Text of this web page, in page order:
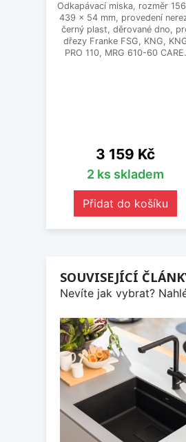
Odkapávací miska, rozměr
439 x 54 mm, provedení
černý plast, děrované dno,
dřezy Franke FSG, KNG,
PRO 110, MRG 610-60 CARE.
Cena
3 159 Kč
2 ks skladem
Přidat do košíku
SOUVISEJÍCÍ
Nevíte jak vybrat?